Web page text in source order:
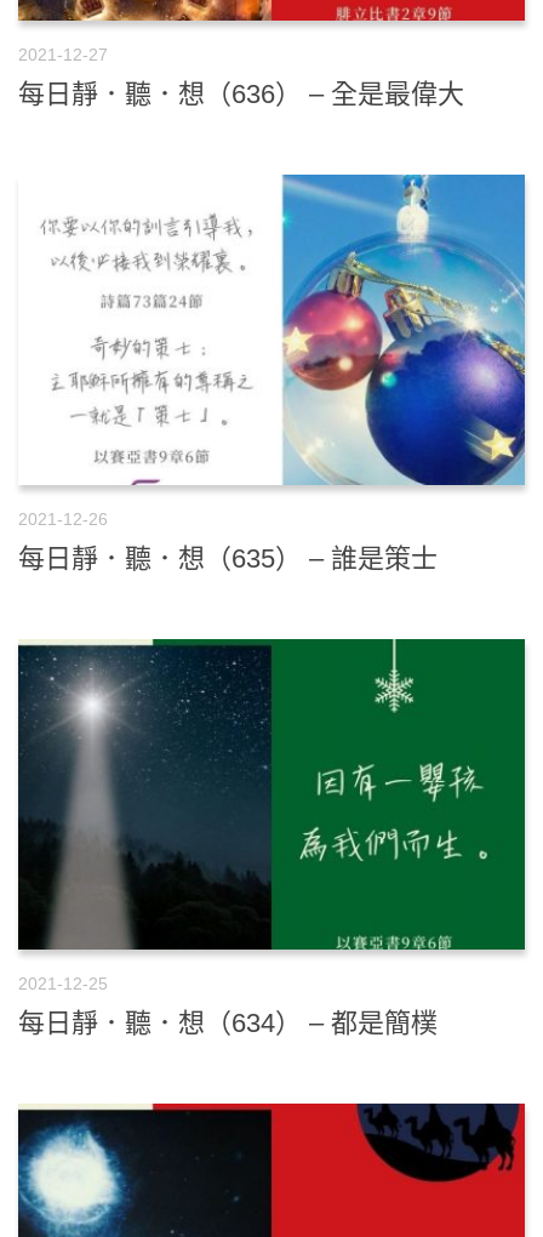
2021-12-27
每日靜．聽．想（636） – 全是最偉大
2021-12-26
每日靜．聽．想（635） – 誰是策士
2021-12-25
每日靜．聽．想（634） – 都是簡樸